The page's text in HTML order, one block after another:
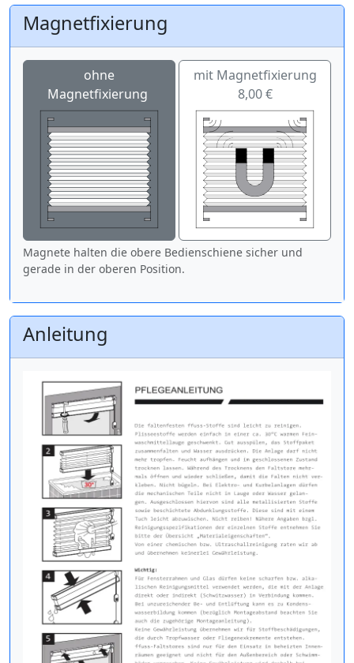
Magnetfixierung
ohne
Magnetfixierung
mit Magnetfixierung
8,00 €
Magnete halten die obere Bedienschiene sicher und
gerade in der oberen Position.
Anleitung